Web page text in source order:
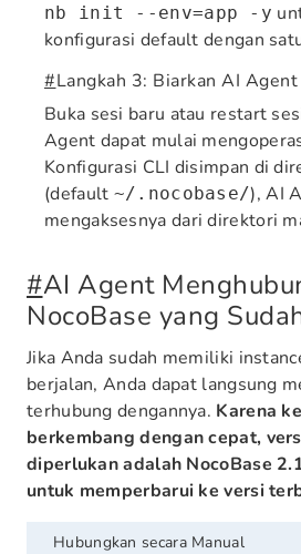
nb init --env=app -y
konfigurasi default dengan
#Langkah 3: Biarkan AI
Buka sesi baru atau restart
Agent dapat mulai
Konfigurasi CLI disimpan di
(default ~/.nocobase/), AI
mengaksesnya dari direktori
#AI Agent
NocoBase yang
Jika Anda sudah memiliki
berjalan, Anda dapat langsung
terhubung dengannya. Karena
berkembang dengan cepat,
diperlukan adalah NocoBase
untuk memperbarui ke versi
Hubungkan secara Manual